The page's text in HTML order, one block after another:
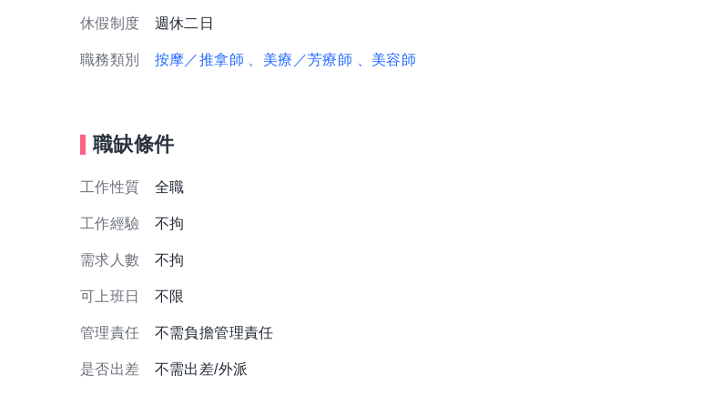
休假制度 週休二日
職務類別 按摩／推拿師 、美療／芳療師 、美容師
職缺條件
工作性質 全職
工作經驗 不拘
需求人數 不拘
可上班日 不限
管理責任 不需負擔管理責任
是否出差 不需出差/外派